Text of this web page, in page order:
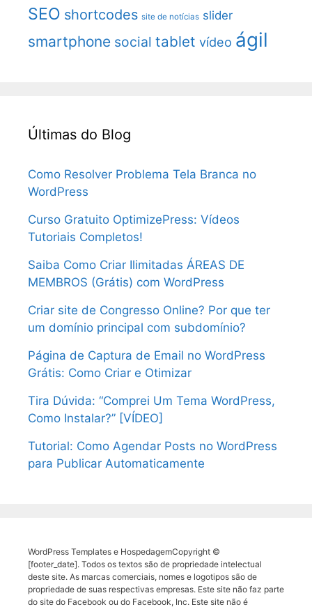
SEO shortcodes site de notícias slider
smartphone social tablet vídeo ágil
Últimas do Blog
Como Resolver Problema Tela Branca no
WordPress
Curso Gratuito OptimizePress: Vídeos
Tutoriais Completos!
Saiba Como Criar Ilimitadas ÁREAS DE
MEMBROS (Grátis) com WordPress
Criar site de Congresso Online? Por que ter
um domínio principal com subdomínio?
Página de Captura de Email no WordPress
Grátis: Como Criar e Otimizar
Tira Dúvida: “Comprei Um Tema WordPress,
Como Instalar?” [VÍDEO]
Tutorial: Como Agendar Posts no WordPress
para Publicar Automaticamente
WordPress Templates e HospedagemCopyright ©
[footer_date]. Todos os textos são de propriedade intelectual
deste site. As marcas comerciais, nomes e logotipos são de
propriedade de suas respectivas empresas. Este site não faz parte
do site do Facebook ou do Facebook, Inc. Este site não é